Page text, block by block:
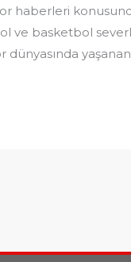
haberleri
ve basketbol
dünyasında